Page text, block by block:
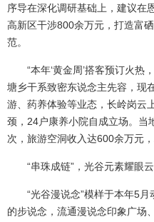
序导在深化调研基础上，建议在
高新区干涉800余万元，打造富
范。
“本年‘黄金周’搭客预订火热
塘乡干系致密东说念主先容，现
游、药养体验等业态，长岭岗云
颈，24户康养小院自成立场。当
次，旅游空洞收入达600余万元，
“串珠成链”，光谷元素耀眼
“光谷漫说念”模样于本年5
的步说念，流通漫说念印象广场